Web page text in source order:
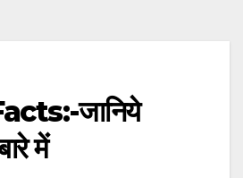
जानिये
में